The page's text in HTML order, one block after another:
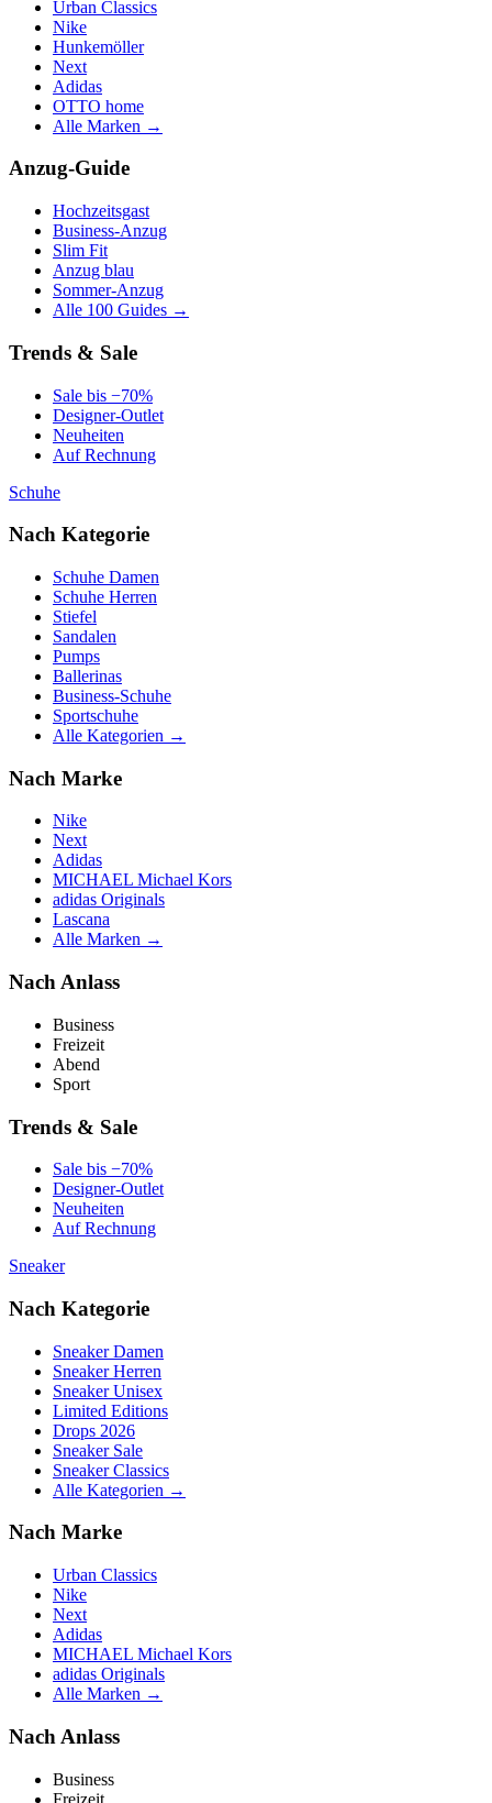
Urban Classics
Nike
Hunkemöller
Next
Adidas
OTTO home
Alle Marken →
Anzug-Guide
Hochzeitsgast
Business-Anzug
Slim Fit
Anzug blau
Sommer-Anzug
Alle 100 Guides →
Trends & Sale
Sale bis −70%
Designer-Outlet
Neuheiten
Auf Rechnung
Schuhe
Nach Kategorie
Schuhe Damen
Schuhe Herren
Stiefel
Sandalen
Pumps
Ballerinas
Business-Schuhe
Sportschuhe
Alle Kategorien →
Nach Marke
Nike
Next
Adidas
MICHAEL Michael Kors
adidas Originals
Lascana
Alle Marken →
Nach Anlass
Business
Freizeit
Abend
Sport
Trends & Sale
Sale bis −70%
Designer-Outlet
Neuheiten
Auf Rechnung
Sneaker
Nach Kategorie
Sneaker Damen
Sneaker Herren
Sneaker Unisex
Limited Editions
Drops 2026
Sneaker Sale
Sneaker Classics
Alle Kategorien →
Nach Marke
Urban Classics
Nike
Next
Adidas
MICHAEL Michael Kors
adidas Originals
Alle Marken →
Nach Anlass
Business
Freizeit